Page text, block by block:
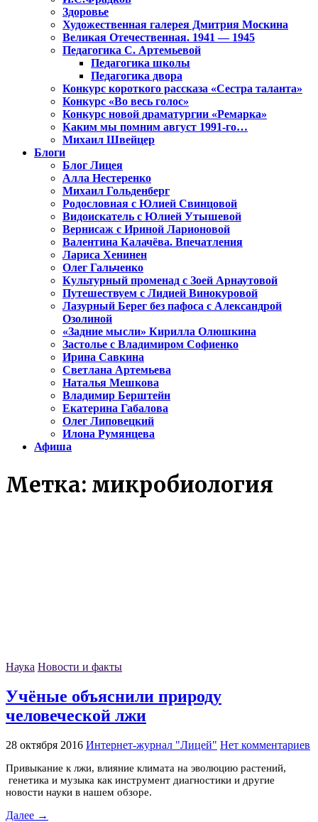
Здоровье
Художественная галерея Дмитрия Москина
Великая Отечественная. 1941 — 1945
Педагогика С. Артемьевой
Педагогика школы
Педагогика двора
Конкурс короткого рассказа «Сестра таланта»
Конкурс «Во весь голос»
Конкурс новой драматургии «Ремарка»
Каким мы помним август 1991-го…
Михаил Швейцер
Блоги
Блог Лицея
Алла Нестеренко
Михаил Гольденберг
Родословная с Юлией Свинцовой
Видоискатель с Юлией Утышевой
Вернисаж с Ириной Ларионовой
Валентина Калачёва. Впечатления
Лариса Хенинен
Олег Гальченко
Культурный променад с Зоей Арнаутовой
Путешествуем с Лидией Винокуровой
Лазурный Берег без пафоса с Александрой
Озолиной
«Задние мысли» Кирилла Олюшкина
Застолье с Владимиром Софиенко
Ирина Савкина
Светлана Артемьева
Наталья Мешкова
Владимир Берштейн
Екатерина Габалова
Олег Липовецкий
Илона Румянцева
Афиша
Метка: микробиология
Наука Новости и факты
Учёные объяснили природу
человеческой лжи
28 октября 2016 Интернет-журнал "Лицей" Нет комментариев
Привыкание к лжи, влияние климата на эволюцию растений,
генетика и музыка как инструмент диагностики и другие
новости науки в нашем обзоре.
Далее →